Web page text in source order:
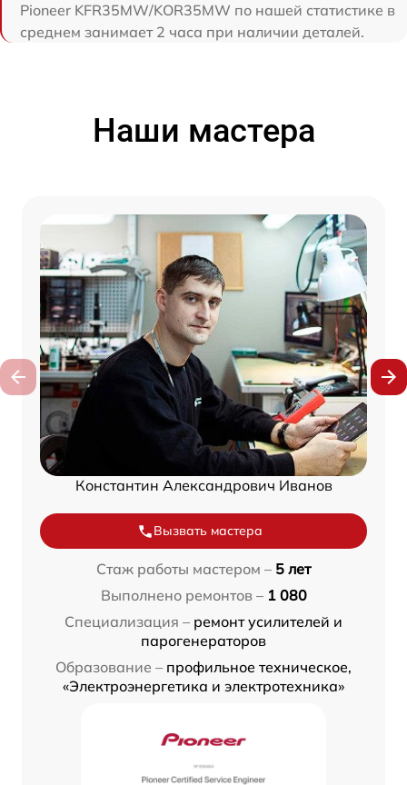
Pioneer KFR35MW/KOR35MW по нашей статистике в
среднем занимает 2 часа при наличии деталей.
Наши мастера
Константин Александрович Иванов
Вызвать мастера
Стаж работы мастером – 5 лет
Выполнено ремонтов – 1 080
Специализация – ремонт усилителей и
парогенераторов
Образование – профильное техническое,
«Электроэнергетика и электротехника»